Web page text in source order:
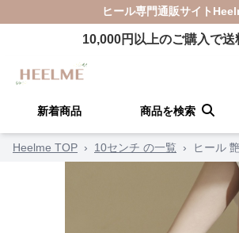
ヒール専門通販サイト
10,000円以上のご購入で送
新着商品 商品を検索
Heelme TOP › 10センチ の一覧 › ヒール